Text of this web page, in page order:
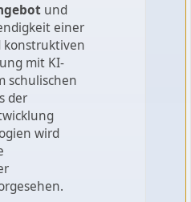
und
einer
mit KI-
schulischen
der
wird